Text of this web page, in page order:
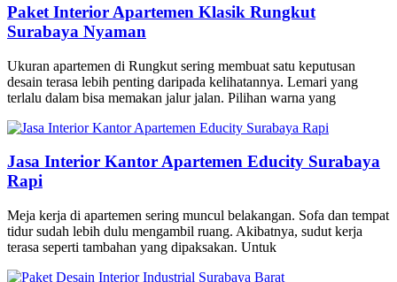
Paket Interior Apartemen Klasik Rungkut
Surabaya Nyaman
Ukuran apartemen di Rungkut sering membuat satu keputusan
desain terasa lebih penting daripada kelihatannya. Lemari yang
terlalu dalam bisa memakan jalur jalan. Pilihan warna yang
Jasa Interior Kantor Apartemen Educity Surabaya
Rapi
Meja kerja di apartemen sering muncul belakangan. Sofa dan tempat
tidur sudah lebih dulu mengambil ruang. Akibatnya, sudut kerja
terasa seperti tambahan yang dipaksakan. Untuk